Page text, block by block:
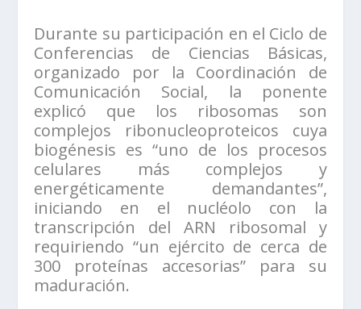
Durante su participación en el Ciclo de
Conferencias de Ciencias Básicas,
organizado por la Coordinación de
Comunicación Social, la ponente
explicó que los ribosomas son
complejos ribonucleoproteicos cuya
biogénesis es “uno de los procesos
celulares más complejos y
energéticamente demandantes”,
iniciando en el nucléolo con la
transcripción del ARN ribosomal y
requiriendo “un ejército de cerca de
300 proteínas accesorias” para su
maduración.